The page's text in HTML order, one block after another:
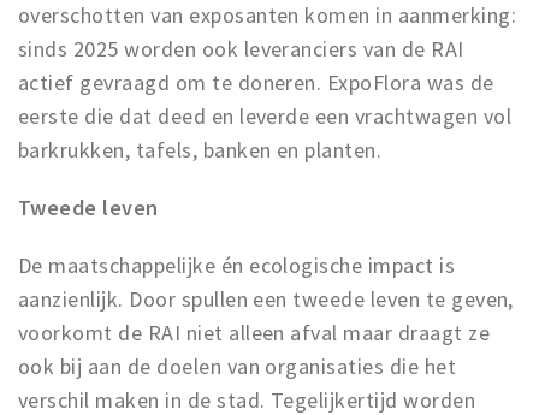
overschotten van exposanten komen in aanmerking:
sinds 2025 worden ook leveranciers van de RAI
actief gevraagd om te doneren. ExpoFlora was de
eerste die dat deed en leverde een vrachtwagen vol
barkrukken, tafels, banken en planten.
Tweede leven
De maatschappelijke én ecologische impact is
aanzienlijk. Door spullen een tweede leven te geven,
voorkomt de RAI niet alleen afval maar draagt ze
ook bij aan de doelen van organisaties die het
verschil maken in de stad. Tegelijkertijd worden